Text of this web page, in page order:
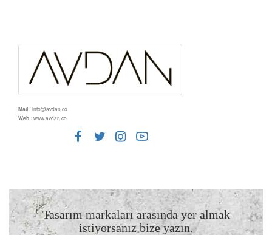
Mail : info@avdan.co
Web : www.avdan.co
Tasarım markaları arasında yer almak
istiyorsanız bize yazın.